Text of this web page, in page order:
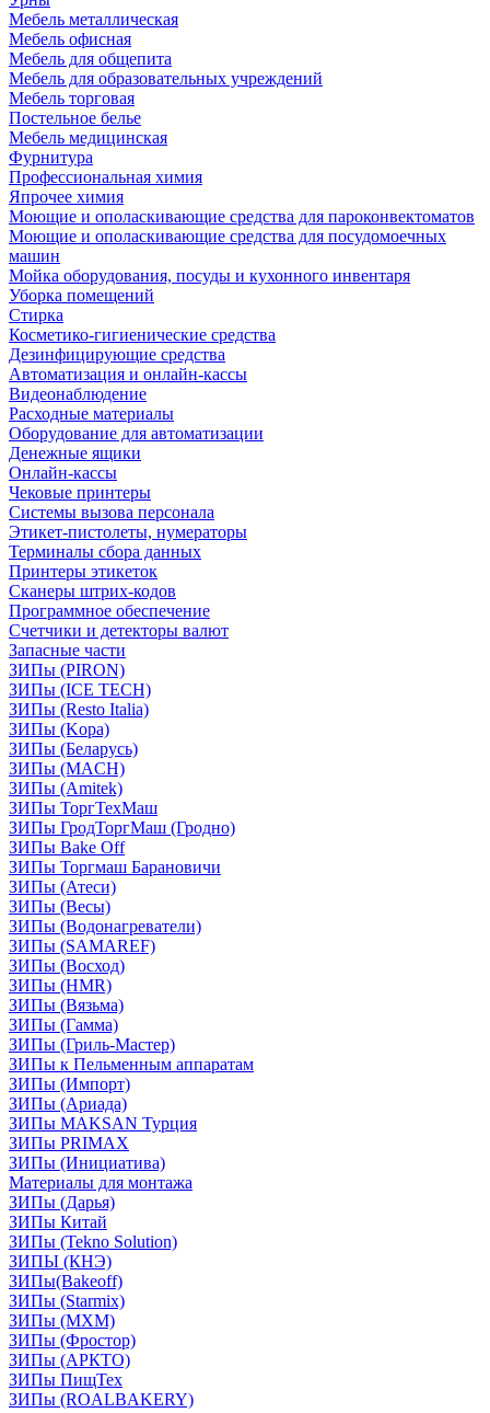
Мебель металлическая
Мебель офисная
Мебель для общепита
Мебель для образовательных учреждений
Мебель торговая
Постельное белье
Мебель медицинская
Фурнитура
Профессиональная химия
Япрочее химия
Моющие и ополаскивающие средства для пароконвектоматов
Моющие и ополаскивающие средства для посудомоечных
машин
Мойка оборудования, посуды и кухонного инвентаря
Уборка помещений
Стирка
Косметико-гигиенические средства
Дезинфицирующие средства
Автоматизация и онлайн-кассы
Видеонаблюдение
Расходные материалы
Оборудование для автоматизации
Денежные ящики
Онлайн-кассы
Чековые принтеры
Системы вызова персонала
Этикет-пистолеты, нумераторы
Терминалы сбора данных
Принтеры этикеток
Сканеры штрих-кодов
Программное обеспечение
Счетчики и детекторы валют
Запасные части
ЗИПы (PIRON)
ЗИПы (ICE TECH)
ЗИПы (Resto Italia)
ЗИПы (Kopa)
ЗИПы (Беларусь)
ЗИПы (MACH)
ЗИПы (Amitek)
ЗИПы ТоргТехМаш
ЗИПы ГродТоргМаш (Гродно)
ЗИПы Bake Off
ЗИПы Торгмаш Барановичи
ЗИПы (Атеси)
ЗИПы (Весы)
ЗИПы (Водонагреватели)
ЗИПы (SAMAREF)
ЗИПы (Восход)
ЗИПы (HMR)
ЗИПы (Вязьма)
ЗИПы (Гамма)
ЗИПы (Гриль-Мастер)
ЗИПы к Пельменным аппаратам
ЗИПы (Импорт)
ЗИПы (Ариада)
ЗИПы MAKSAN Турция
ЗИПы PRIMAX
ЗИПы (Инициатива)
Материалы для монтажа
ЗИПы (Дарья)
ЗИПы Китай
ЗИПы (Tekno Solution)
ЗИПЫ (КНЭ)
ЗИПы(Bakeoff)
ЗИПы (Starmix)
ЗИПы (МХМ)
ЗИПы (Фростор)
ЗИПы (АРКТО)
ЗИПы ПищТех
ЗИПы (ROALBAKERY)